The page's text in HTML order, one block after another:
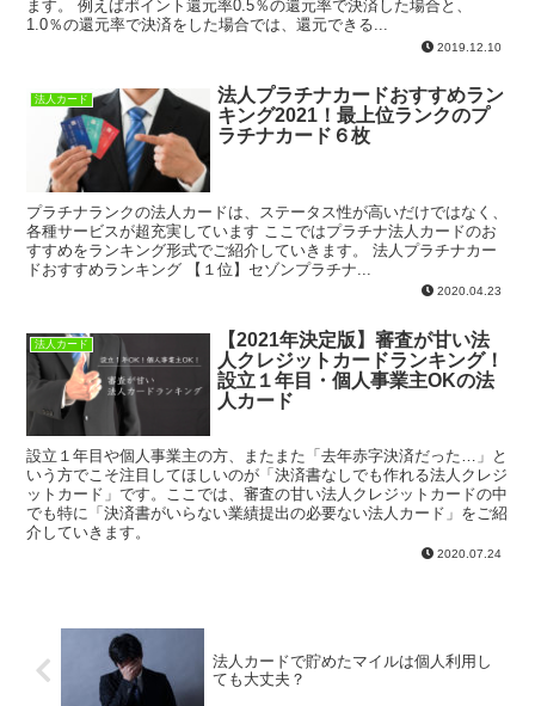
ます。 例えばポイント還元率0.5％の還元率で決済した場合と、
1.0％の還元率で決済をした場合では、還元できる...
2019.12.10
法人カード
法人プラチナカードおすすめラン
キング2021！最上位ランクのプ
ラチナカード６枚
プラチナランクの法人カードは、ステータス性が高いだけではなく、
各種サービスが超充実しています ここではプラチナ法人カードのお
すすめをランキング形式でご紹介していきます。 法人プラチナカー
ドおすすめランキング 【１位】セゾンプラチナ...
2020.04.23
法人カード
【2021年決定版】審査が甘い法
人クレジットカードランキング！
設立１年目・個人事業主OKの法
人カード
設立１年目や個人事業主の方、またまた「去年赤字決済だった…」と
いう方でこそ注目してほしいのが「決済書なしでも作れる法人クレジ
ットカード」です。ここでは、審査の甘い法人クレジットカードの中
でも特に「決済書がいらない業績提出の必要ない法人カード」をご紹
介していきます。
2020.07.24
法人カードで貯めたマイルは個人利用し
ても大丈夫？